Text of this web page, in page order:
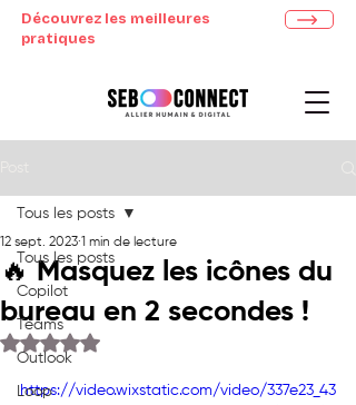
Découvrez les meilleures
pratiques
Tous les posts
Copilot
Teams
Outlook
Loop
Tous les posts
🔥 Masquez les icônes du
bureau en 2 secondes !
12 sept. 2023 1 min de lecture
Noté NaN étoiles sur 5.
https://video.wixstatic.com/video/337e23_43